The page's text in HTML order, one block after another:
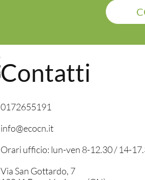
Contatti
0172655191
info@ecocn.it
Orari ufficio: lun-ven 8-12.30 / 14-
Via San Gottardo, 7